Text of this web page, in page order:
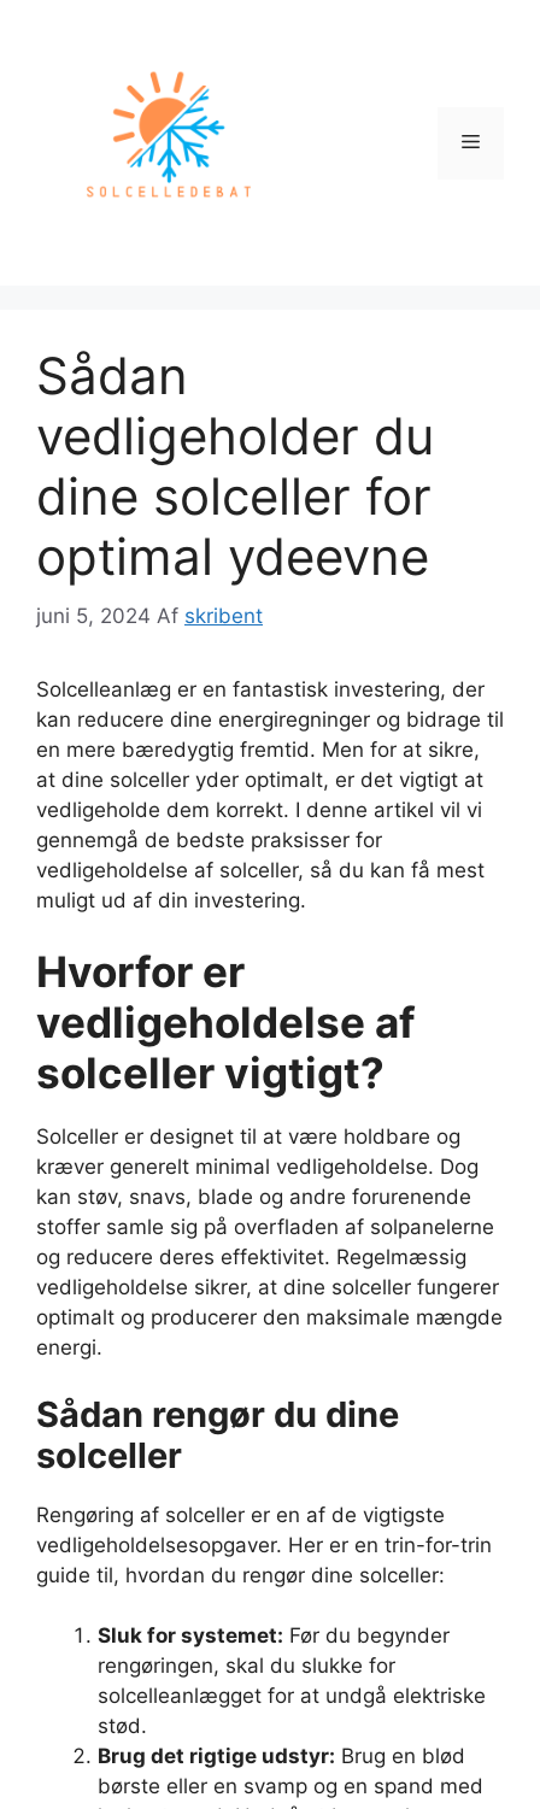
Menu
Sådan
vedligeholder du
dine solceller for
optimal ydeevne
juni 5, 2024 Af skribent
Solcelleanlæg er en fantastisk investering, der
kan reducere dine energiregninger og bidrage til
en mere bæredygtig fremtid. Men for at sikre,
at dine solceller yder optimalt, er det vigtigt at
vedligeholde dem korrekt. I denne artikel vil vi
gennemgå de bedste praksisser for
vedligeholdelse af solceller, så du kan få mest
muligt ud af din investering.
Hvorfor er
vedligeholdelse af
solceller vigtigt?
Solceller er designet til at være holdbare og
kræver generelt minimal vedligeholdelse. Dog
kan støv, snavs, blade og andre forurenende
stoffer samle sig på overfladen af solpanelerne
og reducere deres effektivitet. Regelmæssig
vedligeholdelse sikrer, at dine solceller fungerer
optimalt og producerer den maksimale mængde
energi.
Sådan rengør du dine
solceller
Rengøring af solceller er en af de vigtigste
vedligeholdelsesopgaver. Her er en trin-for-trin
guide til, hvordan du rengør dine solceller:
Sluk for systemet: Før du begynder
rengøringen, skal du slukke for
solcelleanlægget for at undgå elektriske
stød.
Brug det rigtige udstyr: Brug en blød
børste eller en svamp og en spand med